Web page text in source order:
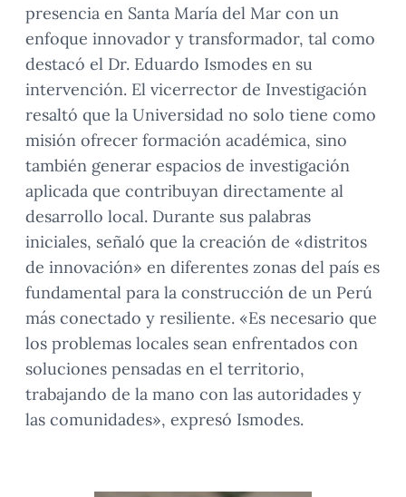
presencia en Santa María del Mar con un
enfoque innovador y transformador, tal como
destacó el Dr. Eduardo Ismodes en su
intervención. El vicerrector de Investigación
resaltó que la Universidad no solo tiene como
misión ofrecer formación académica, sino
también generar espacios de investigación
aplicada que contribuyan directamente al
desarrollo local. Durante sus palabras
iniciales, señaló que la creación de «distritos
de innovación» en diferentes zonas del país es
fundamental para la construcción de un Perú
más conectado y resiliente. «Es necesario que
los problemas locales sean enfrentados con
soluciones pensadas en el territorio,
trabajando de la mano con las autoridades y
las comunidades», expresó Ismodes.